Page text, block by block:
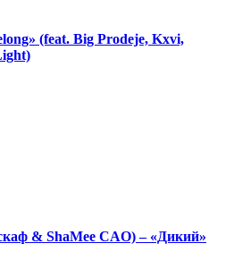
(feat. Big Prodeje, Kxvi,
& ShaMee CAO) – «Дикий»